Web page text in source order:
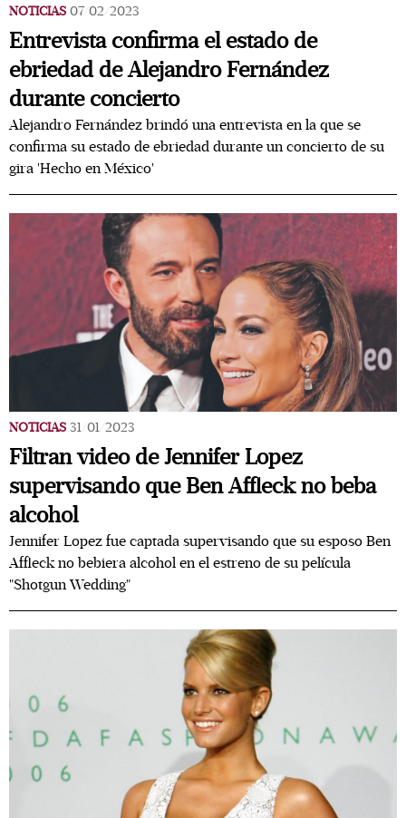
NOTICIAS 07/02/2023
Entrevista confirma el estado de
ebriedad de Alejandro Fernández
durante concierto
Alejandro Fernández brindó una entrevista en la que se
confirma su estado de ebriedad durante un concierto de su
gira 'Hecho en México'
NOTICIAS 31/01/2023
Filtran video de Jennifer Lopez
supervisando que Ben Affleck no beba
alcohol
Jennifer Lopez fue captada supervisando que su esposo Ben
Affleck no bebiera alcohol en el estreno de su película
"Shotgun Wedding"